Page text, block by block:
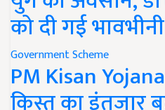
को दी गई
Government Scheme
PM Kisan